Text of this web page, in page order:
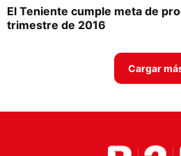
Siguenos
El Teniente cumple meta de
trimestre de 2016
Cargar